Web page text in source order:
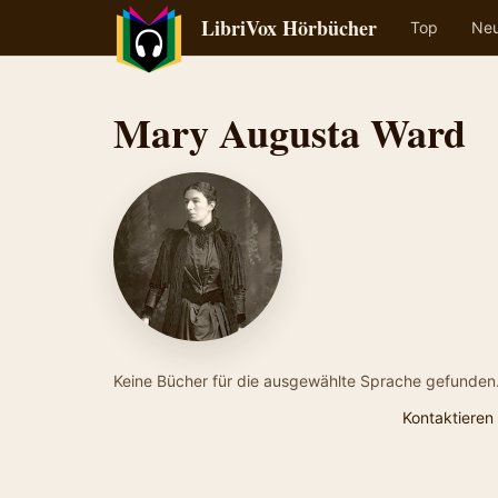
LibriVox Hörbücher Top
Mary Augusta Ward
Keine Bücher für die ausgewählte Sprache
Kontaktieren